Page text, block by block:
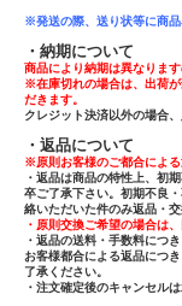
※発送の際、送り状等に商
・納期について
商品により納期は異なります
※在庫切れの場合は、出荷
だきます。
クレジット決済以外の場合
・返品について
※原則お客様のご都合による
・返品は商品の特性上、初
卒ご了承下さい。初期不良
絡いただいた件のみ返品・交
・原則交換ご希望の場合は
・返品の送料・手数料につ
お客様都合による返品につ
了承ください。
・注文確定後のキャンセル